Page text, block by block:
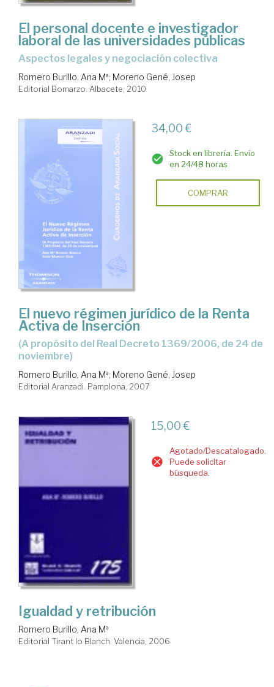
El personal docente e investigador
laboral de las universidades públicas
aspectos legales y negociación colectiva
Romero Burillo, Ana Mª; Moreno Gené, Josep
Editorial Bomarzo. Albacete, 2010
34,00 €
Stock en librería. Envío
en 24/48 horas
COMPRAR
El nuevo régimen jurídico de la Renta
Activa de Inserción
(a propósito del Real Decreto 1369/2006, de 24 de
noviembre)
Romero Burillo, Ana Mª; Moreno Gené, Josep
Editorial Aranzadi. Pamplona, 2007
15,00 €
Agotado/Descatalogado.
Puede solicitar
búsqueda.
Igualdad y retribución
Romero Burillo, Ana Mª
Editorial Tirant lo Blanch. Valencia, 2006